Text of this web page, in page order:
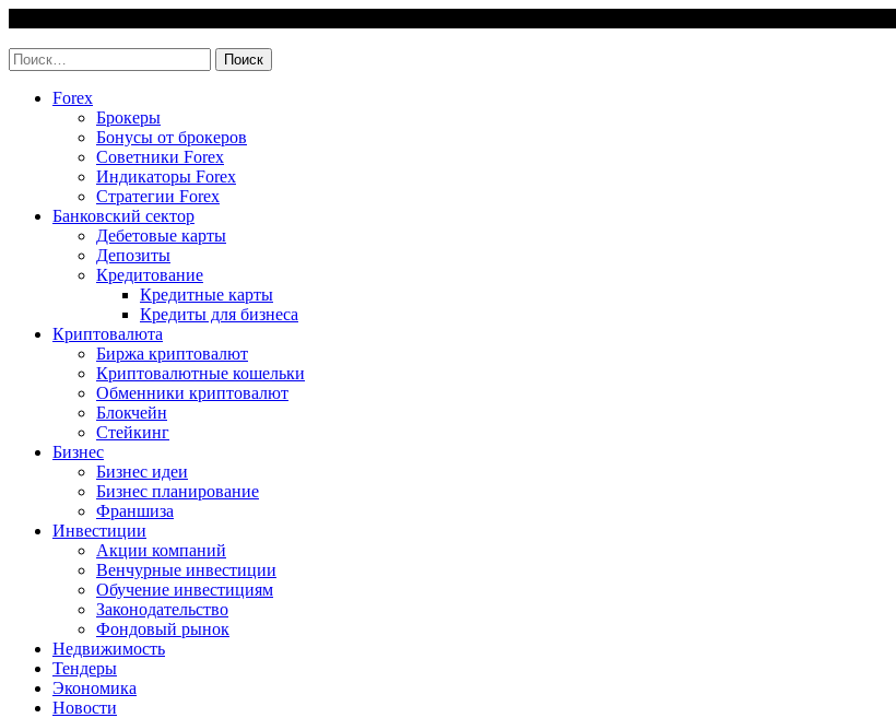
content
Найти:
Forex
Брокеры
Бонусы от брокеров
Советники Forex
Индикаторы Forex
Стратегии Forex
Банковский сектор
Дебетовые карты
Депозиты
Кредитование
Кредитные карты
Кредиты для бизнеса
Криптовалюта
Биржа криптовалют
Криптовалютные кошельки
Обменники криптовалют
Блокчейн
Стейкинг
Бизнес
Бизнес идеи
Бизнес планирование
Франшиза
Инвестиции
Акции компаний
Венчурные инвестиции
Обучение инвестициям
Законодательство
Фондовый рынок
Недвижимость
Тендеры
Экономика
Новости